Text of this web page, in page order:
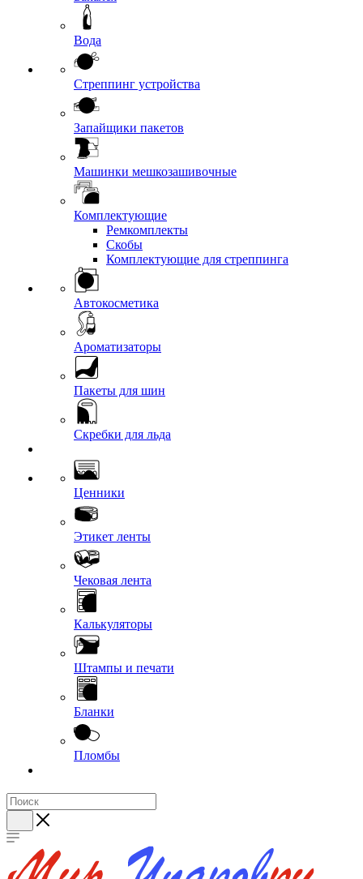
Вода
Стреппинг устройства
Запайщики пакетов
Машинки мешкозашивочные
Комплектующие
Ремкомплекты
Скобы
Комплектующие для стреппинга
Автокосметика
Ароматизаторы
Пакеты для шин
Скребки для льда
Ценники
Этикет ленты
Чековая лента
Калькуляторы
Штампы и печати
Бланки
Пломбы